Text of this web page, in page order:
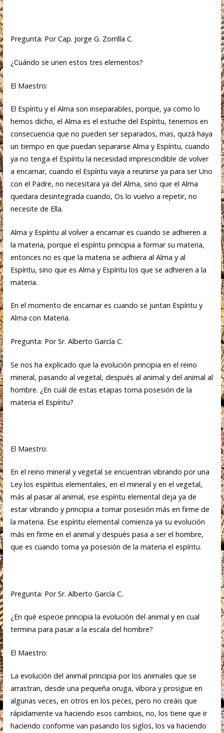
Pregunta: Por Cap. Jorge G. Zorrilla C.
¿Cuándo se unen estos tres elementos?
El Maestro:
El Espíritu y el Alma son inseparables, porque, ya como lo
hemos dicho, el Alma es el estuche del Espíritu, tenemos en
consecuencia que no pueden ser separados, mas, quizá haya
un tiempo en que puedan separarse Alma y Espíritu, cuando
ya no tenga el Espíritu la necesidad imprescindible de volver
a encarnar, cuando el Espíritu vaya a reunirse ya para ser Uno
con el Padre, no necesitara ya del Alma, sino que el Alma
quedara desintegrada cuando, Os lo vuelvo a repetir, no
necesite de Ella.
Alma y Espíritu al volver a encarnar es cuando se adhieren a
la materia, porque el espíritu principia a formar su materia,
entonces no es que la materia se adhiera al Alma y al
Espíritu, sino que es Alma y Espíritu los que se adhieren a la
materia.
En el momento de encarnar es cuando se juntan Espíritu y
Alma con Materia.
Pregunta: Por Sr. Alberto García C.
Se nos ha explicado que la evolución principia en el reino
mineral, pasando al vegetal, después al animal y del animal al
hombre. ¿En cuál de estas etapas toma posesión de la
materia el Espíritu?
El Maestro:
En el reino mineral y vegetal se encuentran vibrando por una
Ley los espíritus elementales, en el mineral y en el vegetal,
más al pasar al animal, ese espíritu elemental deja ya de
estar vibrando y principia a tomar posesión más en firme de
la materia. Ese espíritu elemental comienza ya su evolución
más en firme en el animal y después pasa a ser el hombre,
que es cuando toma ya posesión de la materia el espíritu.
Pregunta: Por Sr. Alberto García C.
¿En qué especie principia la evolución del animal y en cual
termina para pasar a la escala del hombre?
El Maestro:
La evolución del animal principia por los animales que se
arrastran, desde una pequeña oruga, víbora y prosigue en
algunas veces, en otros en los peces, pero no creáis que
rápidamente va haciendo esos cambios, no, los tiene que ir
haciendo conforme van pasando los siglos, los va haciendo